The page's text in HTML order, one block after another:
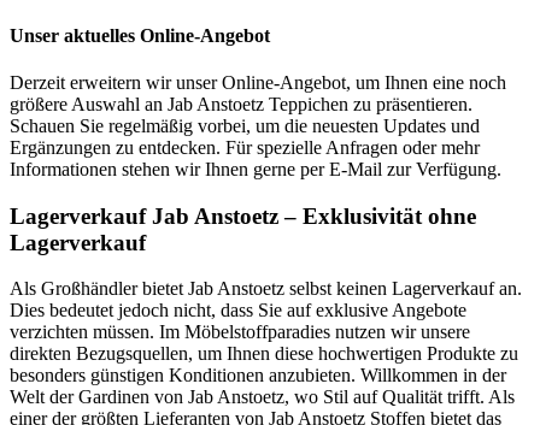
Unser aktuelles Online-Angebot
Derzeit erweitern wir unser Online-Angebot, um Ihnen eine noch
größere Auswahl an Jab Anstoetz Teppichen zu präsentieren.
Schauen Sie regelmäßig vorbei, um die neuesten Updates und
Ergänzungen zu entdecken. Für spezielle Anfragen oder mehr
Informationen stehen wir Ihnen gerne per E-Mail zur Verfügung.
Lagerverkauf Jab Anstoetz – Exklusivität ohne
Lagerverkauf
Als Großhändler bietet Jab Anstoetz selbst keinen Lagerverkauf an.
Dies bedeutet jedoch nicht, dass Sie auf exklusive Angebote
verzichten müssen. Im Möbelstoffparadies nutzen wir unsere
direkten Bezugsquellen, um Ihnen diese hochwertigen Produkte zu
besonders günstigen Konditionen anzubieten. Willkommen in der
Welt der Gardinen von Jab Anstoetz, wo Stil auf Qualität trifft. Als
einer der größten Lieferanten von Jab Anstoetz Stoffen bietet das